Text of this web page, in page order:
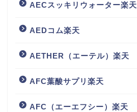
AECスッキリウォーター楽天
AEDコム楽天
AETHER（エーテル）楽天
AFC葉酸サプリ楽天
AFC（エーエフシー）楽天